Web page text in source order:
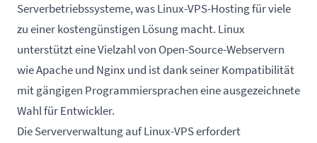
Serverbetriebssysteme, was Linux-VPS-Hosting für viele
zu einer kostengünstigen Lösung macht. Linux
unterstützt eine Vielzahl von Open-Source-Webservern
wie Apache und Nginx und ist dank seiner Kompatibilität
mit gängigen Programmiersprachen eine ausgezeichnete
Wahl für Entwickler.
Die Serververwaltung auf Linux-VPS erfordert